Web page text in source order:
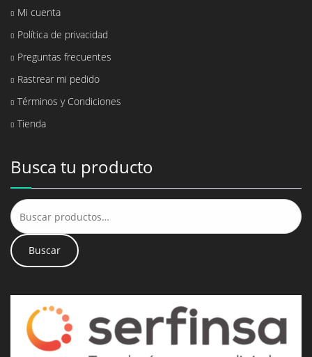
Mi cuenta
Política de privacidad
Preguntas frecuentes
Rastrear mi pedido
Términos y Condiciones
Tienda
Busca tu producto
Buscar
por:
Buscar